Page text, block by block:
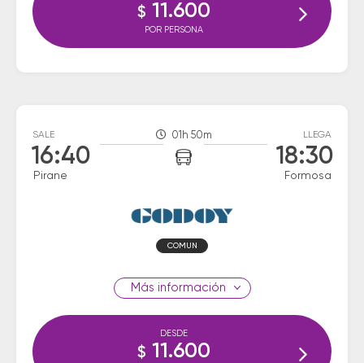
$ 11.600
POR PERSONA
SALE
16:40
Pirane
01h 50m LLEGA
18:30
Formosa
COMUN
información
DESDE
$ 11.600